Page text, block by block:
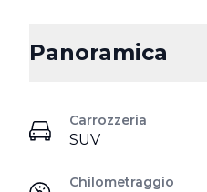
Panoramica
Carrozzeria
SUV
Chilometraggio